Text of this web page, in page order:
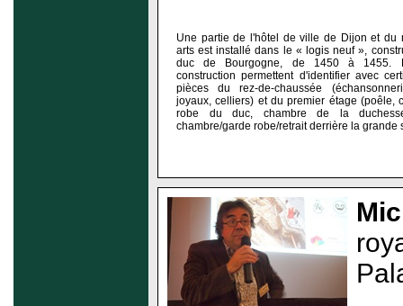
Une partie de l'hôtel de ville de Dijon et du
arts est installé dans le « logis neuf »,
duc de Bourgogne, de 1450 à 1455.
construction permettent d'identifier avec
pièces du rez-de-chaussée
joyaux, celliers) et du premier étage (poêle,
robe du duc, chambre de la
chambre/garde robe/retrait derrière la grande